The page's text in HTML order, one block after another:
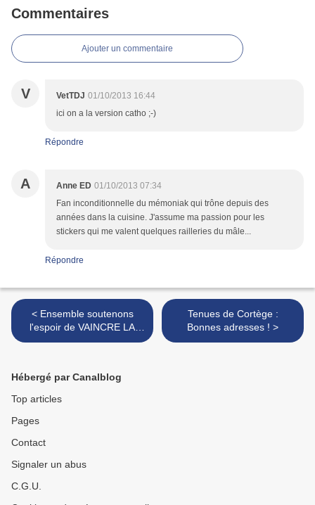
Commentaires
Ajouter un commentaire
V VetTDJ 01/10/2013 16:44
ici on a la version catho ;-)
Répondre
A Anne ED 01/10/2013 07:34
Fan inconditionnelle du mémoniak qui trône depuis des
années dans la cuisine. J'assume ma passion pour les
stickers qui me valent quelques railleries du mâle...
Répondre
< Ensemble soutenons
l'espoir de VAINCRE LA
MUCOVISCIDOSE !
Tenues de Cortège :
Bonnes adresses ! >
Hébergé par Canalblog
Top articles
Pages
Contact
Signaler un abus
C.G.U.